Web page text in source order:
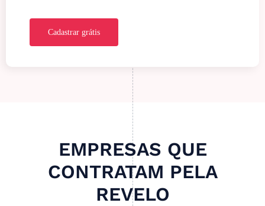
Cadastrar grátis
EMPRESAS QUE
CONTRATAM PELA
REVELO